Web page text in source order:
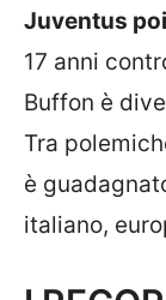
Juventus
17 anni
Buffon è
Tra
è
italiano,